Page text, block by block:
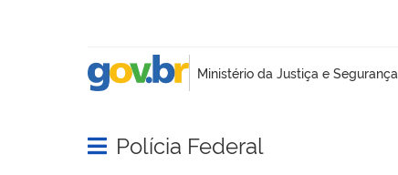
Abrir menu principal de navegação
Polícia Federal